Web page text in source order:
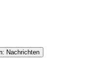
Nachrichten